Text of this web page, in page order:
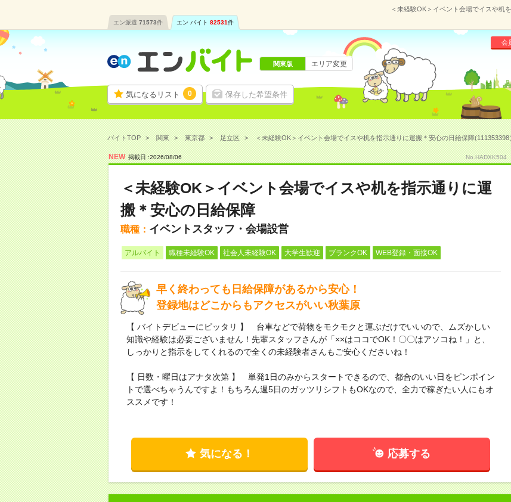
＜未経験OK＞イベント会場でイスや机
エン派遣 71573件 エン バイト 82531件
気になるリスト 0 保存した希望条件
会
関東版 エリア変更
バイトTOP 関東 東京都 足立区 ＜未経験OK＞イベント会場でイスや机を指示通りに運搬＊安心の日給保障(111353398
NEW 掲載日 :2026/08/06 No.HADXK504
＜未経験OK＞イベント会場でイスや机を指示通りに運
搬＊安心の日給保障
職種： イベントスタッフ・会場設営
アルバイト 職種未経験OK 社会人未経験OK 大学生歓迎 ブランクOK WEB登録・面接OK
早く終わっても日給保障があるから安心！
登録地はどこからもアクセスがいい秋葉原
【 バイトデビューにピッタリ 】 台車などで荷物をモクモクと運ぶだけでいいので、ムズかしい
知識や経験は必要ございません！先輩スタッフさんが「××はココでOK！〇〇はアソコね！」と、
しっかりと指示をしてくれるので全くの未経験者さんもご安心くださいね！
【 日数・曜日はアナタ次第 】 単発1日のみからスタートできるので、都合のいい日をピンポイン
トで選べちゃうんですよ！もちろん週5日のガッツリシフトもOKなので、全力で稼ぎたい人にもオ
ススメです！
気になる！ 応募する